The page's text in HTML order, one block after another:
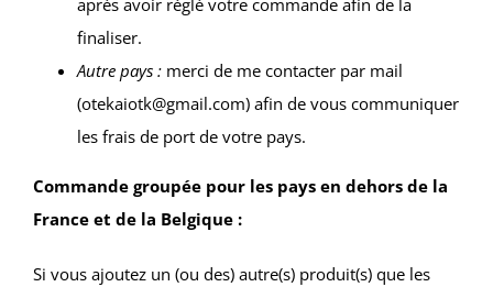
après avoir réglé votre commande afin de la
finaliser.
Autre pays : merci de me contacter par mail
(otekaiotk@gmail.com) afin de vous communiquer
les frais de port de votre pays.
Commande groupée pour les pays en dehors de la
France et de la Belgique :
Si vous ajoutez un (ou des) autre(s) produit(s) que les